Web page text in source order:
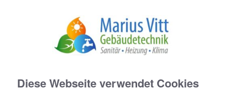
Diese Webseite verwendet Cookies